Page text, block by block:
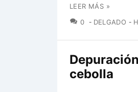
LEER MÁS »
0 COMENTARIOS
DELGADO
cebolla